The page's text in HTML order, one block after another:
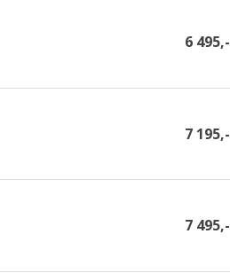
6 495,-
7 195,-
7 495,-